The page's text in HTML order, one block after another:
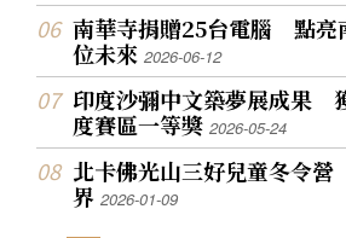
南華寺捐贈25台電腦 點亮
位未來2026-06-12
印度沙彌中文築夢展成果
度賽區一等獎2026-05-24
北卡佛光山三好兒童冬令
界2026-01-09